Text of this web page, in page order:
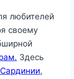
любителей
своему
Здесь
Сардинии,